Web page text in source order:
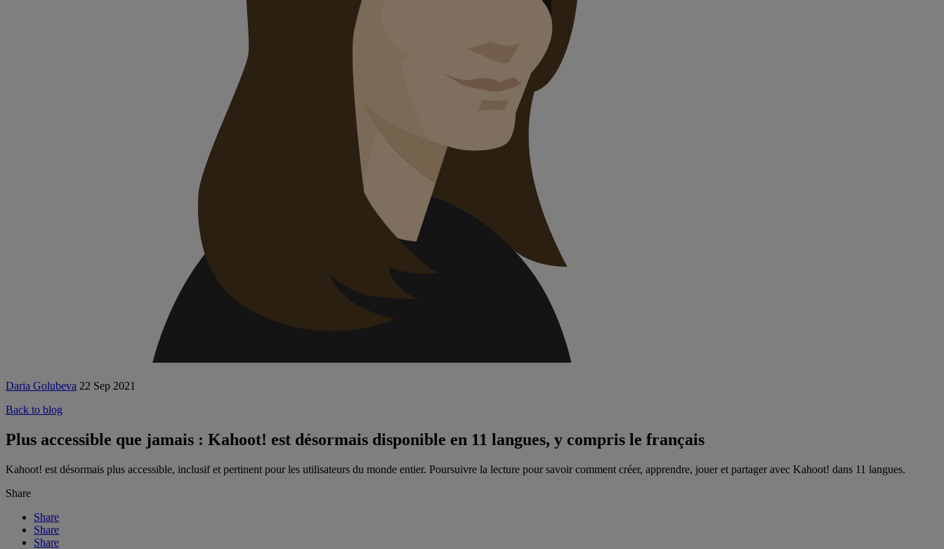
Daria Golubeva 22 Sep 2021
Back to blog
Plus accessible que jamais : Kahoot! est désormais disponible en 11 langues, y compris le français
Kahoot! est désormais plus accessible, inclusif et pertinent pour les utilisateurs du monde entier. Poursuivre la lecture pour savoir comment créer, apprendre, jouer et partager avec Kahoot! dans 11 langues.
Share
Share
Share
Share